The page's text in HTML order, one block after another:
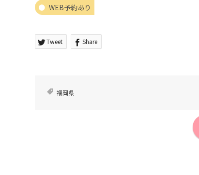
WEB予約あり
Tweet Share
福岡県